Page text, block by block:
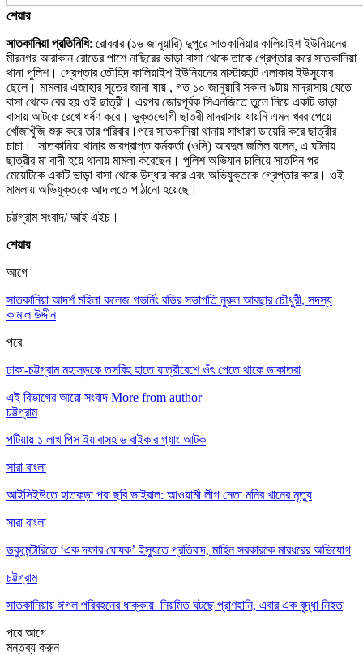
শেয়ার
সাতকানিয়া প্রতিনিধি: রোববার (১৬ জানুয়ারি) দুপুরে সাতকানিয়ার কালিয়াইশ ইউনিয়নের
মীরনগর আরাকান রোডের পাশে নাছিরের ভাড়া বাসা থেকে তাকে গ্রেপ্তার করে সাতকানিয়া
থানা পুলিশ। গ্রেপ্তার তৌহিদ কালিয়াইশ ইউনিয়নের মাস্টারহাট এলাকার ইউসুফের
ছেলে। মামলার এজাহার সূত্রে জানা যায় , গত ১০ জানুয়ারি সকাল ৯টায় মাদ্রাসায় যেতে
বাসা থেকে বের হয় ওই ছাত্রী। এরপর জোরপূর্বক সিএনজিতে তুলে নিয়ে একটি ভাড়া
বাসায় আটকে রেখে ধর্ষণ করে। ভুক্তভোগী ছাত্রী মাদ্রাসায় যায়নি এমন খবর পেয়ে
খোঁজাখুঁজি শুরু করে তার পরিবার।পরে সাতকানিয়া থানায় সাধারণ ডায়েরি করে ছাত্রীর
চাচা। সাতকানিয়া থানার ভারপ্রাপ্ত কর্মকর্তা (ওসি) আবদুল জলিল বলেন, এ ঘটনায়
ছাত্রীর মা বাদী হয়ে থানায় মামলা করেছেন। পুলিশ অভিযান চালিয়ে সাতদিন পর
মেয়েটিকে একটি ভাড়া বাসা থেকে উদ্ধার করে এবং অভিযুক্তকে গ্রেপ্তার করে। ওই
মামলায় অভিযুক্তকে আদালতে পাঠানো হয়েছে।
চট্টগ্রাম সংবাদ/ আই এইচ।
শেয়ার
আগে
সাতকানিয়া আদর্শ মহিলা কলেজ গভর্নিং বডির সভাপতি নুরুল আবছার চৌধুরী, সদস্য
কামাল উদ্দীন
পরে
ঢাকা-চট্টগ্রাম মহাসড়কে তসবিহ হাতে যাত্রীবেশে ওঁৎ পেতে থাকে ডাকাতরা
এই বিভাগের আরো সংবাদ More from author
চট্টগ্রাম
পটিয়ায় ১ লাখ পিস ইয়াবাসহ ৬ বাইকার গ্যাং আটক
সারা বাংলা
আইসিইউতে হাতকড়া পরা ছবি ভাইরাল: আওয়ামী লীগ নেতা মনির খানের মৃত্যু
সারা বাংলা
ডকুমেন্টারিতে ‘এক দফার ঘোষক’ ইস্যুতে প্রতিবাদ, মাহিন সরকারকে মারধরের অভিযোগ
চট্টগ্রাম
সাতকানিয়ায় ঈগল পরিবহনের ধাক্কায় নিয়মিত ঘটছে প্রাণহানি, এবার এক বৃদ্ধা নিহত
পরেআগে
মন্তব্য করুন